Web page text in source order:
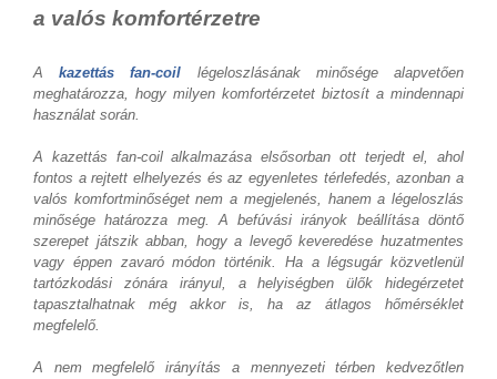
a valós komfortérzetre
Akazettás fan-coil légeloszlásának minősége alapvetően
meghatározza, hogy milyen komfortérzetet biztosít a mindennapi
használat során.
A kazettás fan-coil alkalmazása elsősorban ott terjedt el, ahol
fontos a rejtett elhelyezés és az egyenletes térlefedés, azonban a
valós komfortminőséget nem a megjelenés, hanem a légeloszlás
minősége határozza meg. A befúvási irányok beállítása döntő
szerepet játszik abban, hogy a levegő keveredése huzatmentes
vagy éppen zavaró módon történik. Ha a légsugár közvetlenül
tartózkodási zónára irányul, a helyiségben ülők hidegérzetet
tapasztalhatnak még akkor is, ha az átlagos hőmérséklet
megfelelő.
A nem megfelelő irányítás a mennyezeti térben kedvezőtlen